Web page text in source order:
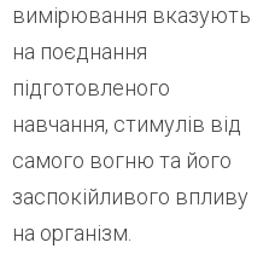
вимірювання вказують
на поєднання
підготовленого
навчання, стимулів від
самого вогню та його
заспокійливого впливу
на організм.